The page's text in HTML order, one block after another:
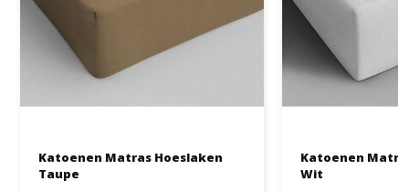
Katoenen Matras Hoeslaken
Taupe
Katoenen
Wit